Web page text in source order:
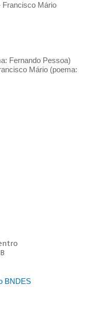
Francisco Mário
Fernando Pessoa)
Mário (poema:
BNDES